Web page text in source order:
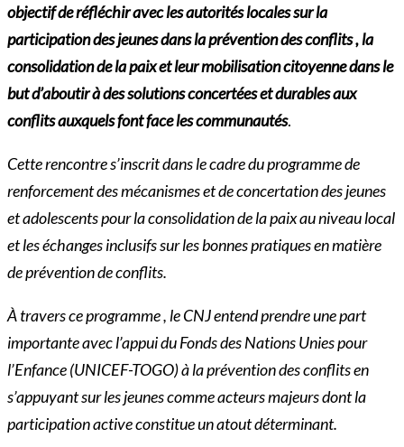
objectif de réfléchir avec les autorités locales sur la
participation des jeunes dans la prévention des conflits , la
consolidation de la paix et leur mobilisation citoyenne dans le
but d’aboutir à des solutions concertées et durables aux
conflits auxquels font face les communautés.
Cette rencontre s’inscrit dans le cadre du programme de
renforcement des mécanismes et de concertation des jeunes
et adolescents pour la consolidation de la paix au niveau local
et les échanges inclusifs sur les bonnes pratiques en matière
de prévention de conflits.
À travers ce programme , le CNJ entend prendre une part
importante avec l’appui du Fonds des Nations Unies pour
l’Enfance (UNICEF-TOGO) à la prévention des conflits en
s’appuyant sur les jeunes comme acteurs majeurs dont la
participation active constitue un atout déterminant.